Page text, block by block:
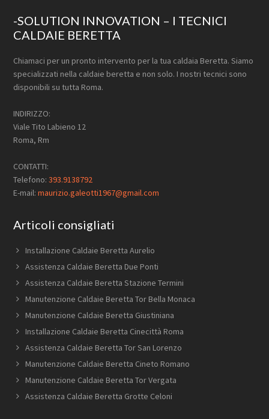
Footer
-SOLUTION INNOVATION – I TECNICI
CALDAIE BERETTA
Chiamaci per un pronto intervento per la tua caldaia Beretta. Siamo
specializzati nella caldaie beretta e non solo. I nostri tecnici sono
disponibili su tutta Roma.
INDIRIZZO:
Viale Tito Labieno 12
Roma, Rm
CONTATTI:
Telefono:393.9138792
E-mail:maurizio.galeotti1967@gmail.com
Articoli consigliati
Installazione Caldaie Beretta Aurelio
Assistenza Caldaie Beretta Due Ponti
Assistenza Caldaie Beretta Stazione Termini
Manutenzione Caldaie Beretta Tor Bella Monaca
Manutenzione Caldaie Beretta Giustiniana
Installazione Caldaie Beretta Cinecittà Roma
Assistenza Caldaie Beretta Tor San Lorenzo
Manutenzione Caldaie Beretta Cineto Romano
Manutenzione Caldaie Beretta Tor Vergata
Assistenza Caldaie Beretta Grotte Celoni